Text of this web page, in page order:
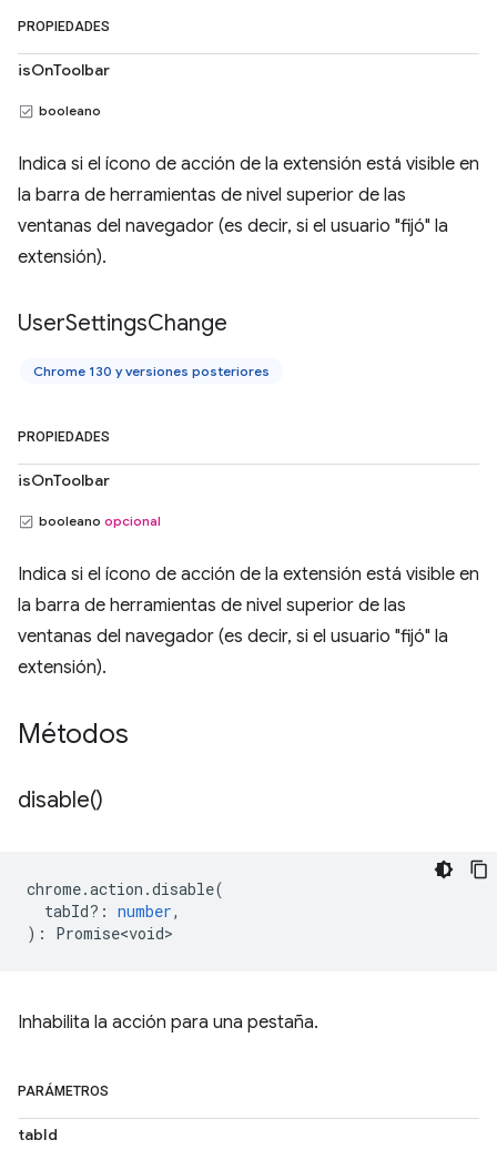
PROPIEDADES
isOnToolbar
booleano
Indica si el ícono de acción de la extensión está visible en
la barra de herramientas de nivel superior de las
ventanas del navegador (es decir, si el usuario "fijó" la
extensión).
UserSettingsChange
Chrome 130 y versiones posteriores
PROPIEDADES
isOnToolbar
booleano opcional
Indica si el ícono de acción de la extensión está visible en
la barra de herramientas de nivel superior de las
ventanas del navegador (es decir, si el usuario "fijó" la
extensión).
Métodos
disable()
chrome.action .disable(
tabId? : number,
) : Promise<void>
Inhabilita la acción para una pestaña.
PARÁMETROS
tabId